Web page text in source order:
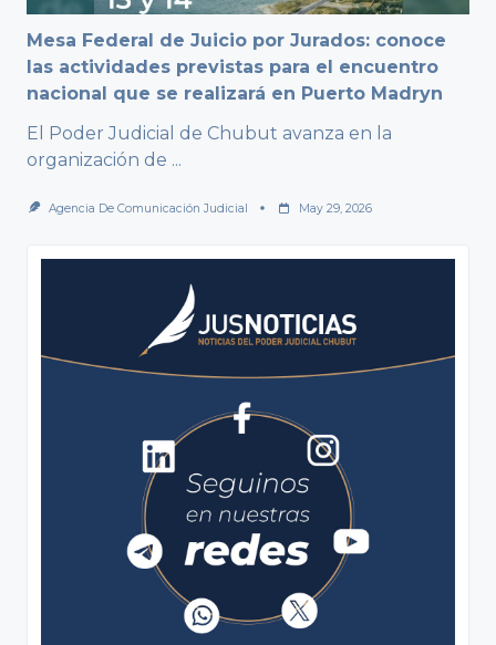
Mesa Federal de Juicio por Jurados: conoce
las actividades previstas para el encuentro
nacional que se realizará en Puerto Madryn
El Poder Judicial de Chubut avanza en la
organización de ...
Agencia De Comunicación Judicial May 29, 2026